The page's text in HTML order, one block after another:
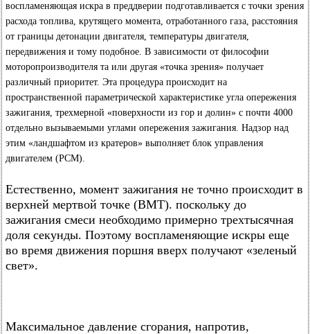
воспламеняющая искра в преддверии подготавливается с точки зрения
расхода топлива, крутящего момента, отработанного газа, расстояния
от границы детонации двигателя, температуры двигателя,
передвижения и тому подобное. В зависимости от философии
моторопроизводителя та или другая «точка зрения» получает
различный приоритет. Эта процедура происходит на
пространственной параметрической характеристике угла опережения
зажигания, трехмерной «поверхности из гор и долин» с почти 4000
отдельно вызываемыми углами опережения зажигания. Надзор над
этим «ландшафтом из кратеров» выполняет блок управления
двигателем (РСМ).
Естественно, момент зажигания не точно происходит в
верхней мертвой точке (ВМТ). поскольку до
зажигания смеси необходимо примерно трехтысячная
доля секунды. Поэтому воспламеняющие искры еще
во время движения поршня вверх получают «зеленый
свет».
Максимальное давление сгорания, напротив,